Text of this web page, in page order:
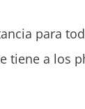
para
a los